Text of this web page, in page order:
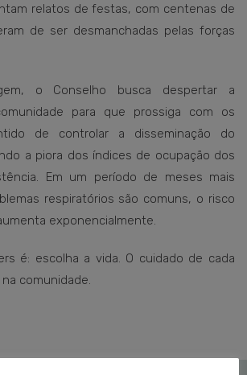
relatos de festas, com centenas de
de ser desmanchadas pelas forças
o Conselho busca despertar a
para que prossiga com os
de controlar a disseminação do
a piora dos índices de ocupação dos
Em um período de meses mais
respiratórios são comuns, o risco
exponencialmente.
é: escolha a vida. O cuidado de cada
comunidade.